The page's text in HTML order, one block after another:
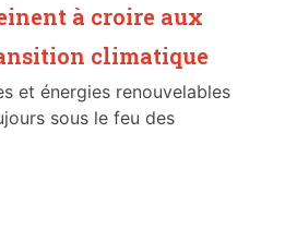
à croire aux
climatique
et énergies renouvelables
sous le feu des